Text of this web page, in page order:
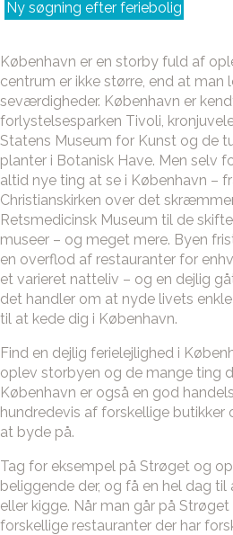
Ny søgning efter feriebolig
København er en storby fuld af
centrum er ikke større, end at
seværdigheder. København er
forlystelsesparken Tivoli,
Statens Museum for Kunst og de
planter i Botanisk Have. Men selv
altid nye ting at se i København –
Christianskirken over det
Retsmedicinsk Museum til de
museer – og meget mere. Byen
en overflod af restauranter for
et varieret natteliv – og en dejlig
det handler om at nyde livets
til at kede dig i København.
Find en dejlig ferielejlighed i
oplev storbyen og de mange ting
København er også en god
hundredevis af forskellige butikker
at byde på.
Tag for eksempel på Strøget og
beliggende der, og få en hel dag
eller kigge. Når man går på
forskellige restauranter der har